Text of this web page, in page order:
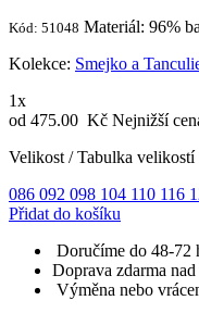
Kód: 51048 Materiál: 96%
Kolekce: Smejko a
1x
od 475.00 Kč Nejnižší
Velikost /Tabulka velikostí
086 092 098 104 110 116
Přidat do košíku
Doručíme do 48-72
Doprava zdarma
Výměna nebo